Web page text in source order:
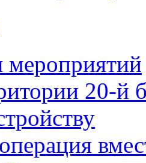
мероприятий
20-й